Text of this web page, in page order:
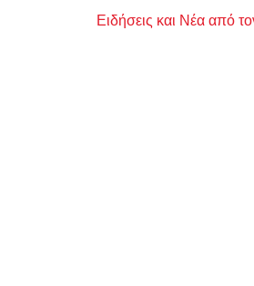
Ειδήσεις και Νέα από